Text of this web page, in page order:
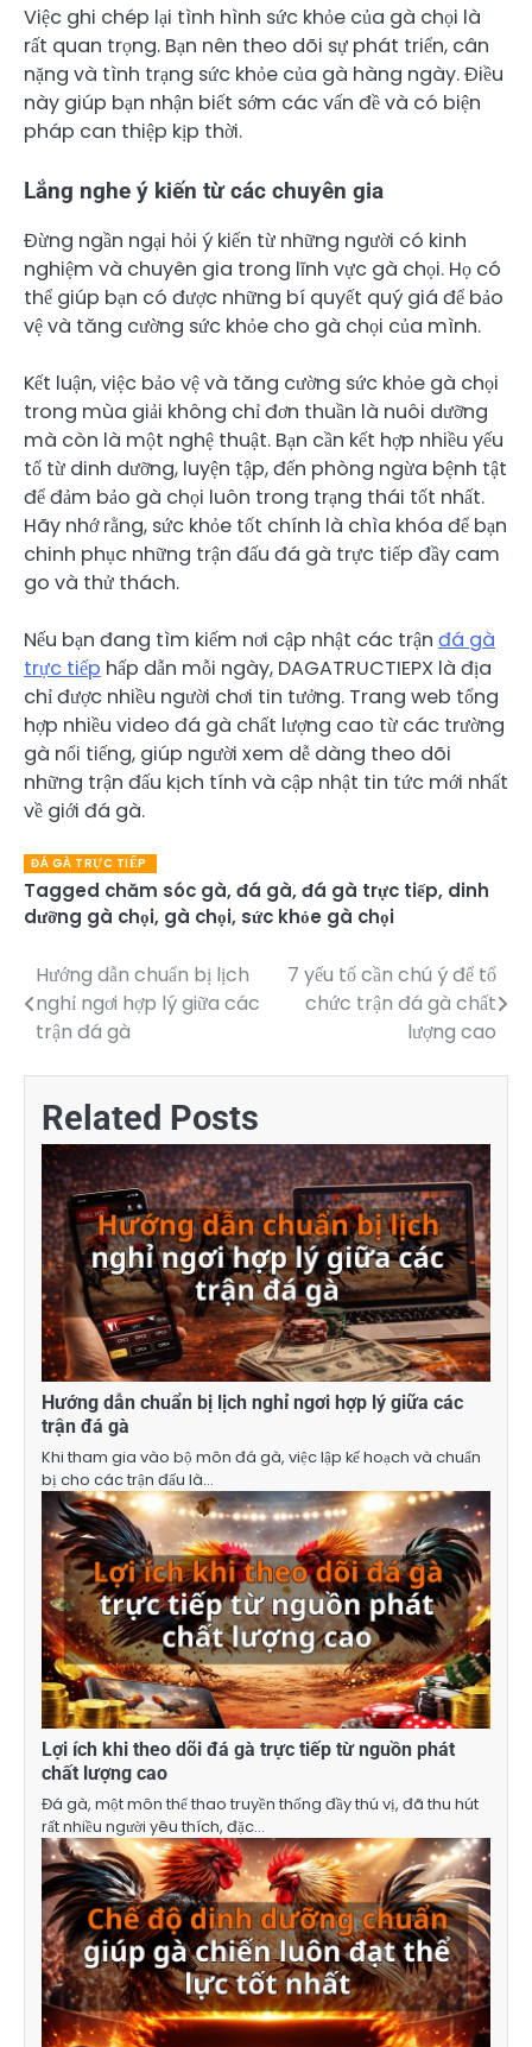
Việc ghi chép lại tình hình sức khỏe của gà chọi là
rất quan trọng. Bạn nên theo dõi sự phát triển, cân
nặng và tình trạng sức khỏe của gà hàng ngày. Điều
này giúp bạn nhận biết sớm các vấn đề và có biện
pháp can thiệp kịp thời.
Lắng nghe ý kiến từ các chuyên gia
Đừng ngần ngại hỏi ý kiến từ những người có kinh
nghiệm và chuyên gia trong lĩnh vực gà chọi. Họ có
thể giúp bạn có được những bí quyết quý giá để bảo
vệ và tăng cường sức khỏe cho gà chọi của mình.
Kết luận, việc bảo vệ và tăng cường sức khỏe gà chọi
trong mùa giải không chỉ đơn thuần là nuôi dưỡng
mà còn là một nghệ thuật. Bạn cần kết hợp nhiều yếu
tố từ dinh dưỡng, luyện tập, đến phòng ngừa bệnh tật
để đảm bảo gà chọi luôn trong trạng thái tốt nhất.
Hãy nhớ rằng, sức khỏe tốt chính là chìa khóa để bạn
chinh phục những trận đấu đá gà trực tiếp đầy cam
go và thử thách.
Nếu bạn đang tìm kiếm nơi cập nhật các trận đá gà
trực tiếp hấp dẫn mỗi ngày, DAGATRUCTIEPX là địa
chỉ được nhiều người chơi tin tưởng. Trang web tổng
hợp nhiều video đá gà chất lượng cao từ các trường
gà nổi tiếng, giúp người xem dễ dàng theo dõi
những trận đấu kịch tính và cập nhật tin tức mới nhất
về giới đá gà.
ĐÁ GÀ TRỰC TIẾP
Tagged chăm sóc gà, đá gà, đá gà trực tiếp, dinh
dưỡng gà chọi, gà chọi, sức khỏe gà chọi
Điều
hướng
bài
viết
Hướng dẫn chuẩn bị lịch
nghỉ ngơi hợp lý giữa các
trận đá gà
7 yếu tố cần chú ý để tổ
chức trận đá gà chất
lượng cao
Related Posts
Hướng dẫn chuẩn bị lịch nghỉ ngơi hợp lý giữa các
trận đá gà
Khi tham gia vào bộ môn đá gà, việc lập kế hoạch và chuẩn
bị cho các trận đấu là…
Lợi ích khi theo dõi đá gà trực tiếp từ nguồn phát
chất lượng cao
Đá gà, một môn thể thao truyền thống đầy thú vị, đã thu hút
rất nhiều người yêu thích, đặc…